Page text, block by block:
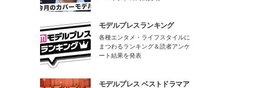
モデルプレスランキング
各種エンタメ・ライフスタイルに
まつわるランキング＆読者アンケ
ート結果を発表
モデルプレス ベストドラマア